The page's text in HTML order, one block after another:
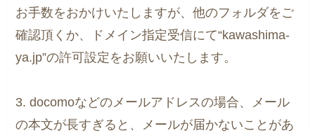
お手数をおかけいたしますが、他のフォルダをご
確認頂くか、ドメイン指定受信にて“kawashima-
ya.jp”の許可設定をお願いいたします。
3. docomoなどのメールアドレスの場合、メール
の本文が長すぎると、メールが届かないことがあ